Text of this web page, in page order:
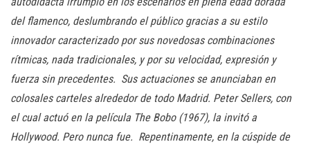
del flamenco, deslumbrando el público gracias a su estilo
innovador caracterizado por sus novedosas combinaciones
rítmicas, nada tradicionales, y por su velocidad, expresión y
fuerza sin precedentes. Sus actuaciones se anunciaban en
colosales carteles alrededor de todo Madrid. Peter Sellers, con
el cual actuó en la película The Bobo (1967), la invitó a
Hollywood. Pero nunca fue. Repentinamente, en la cúspide de